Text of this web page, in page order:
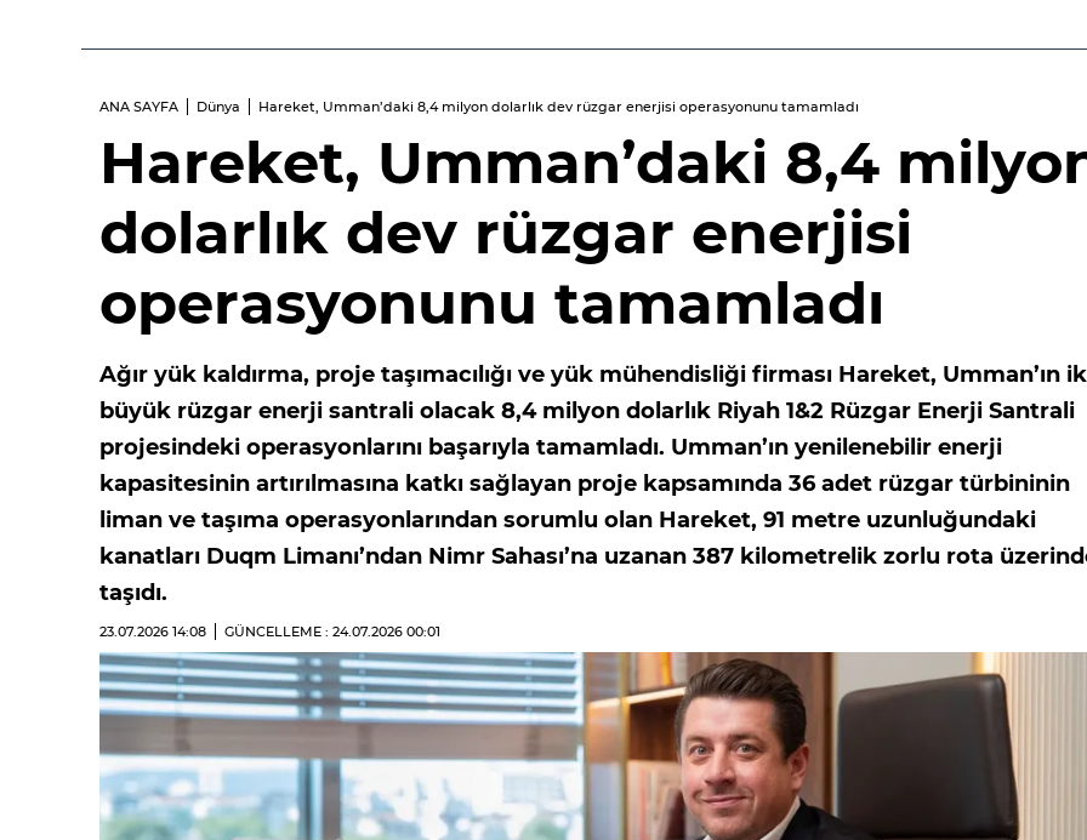
ANA SAYFA Dünya Hareket, Umman’daki 8,4 milyon dolarlık dev rüzgar enerjisi operasyonunu tamamladı
Hareket, Umman’daki 8,4
dolarlık dev rüzgar enerjisi
operasyonunu tamamladı
Ağır yük kaldırma, proje taşımacılığı ve yük mühendisliği firması Hareket, Umman’ın
büyük rüzgar enerji santrali olacak 8,4 milyon dolarlık Riyah 1&2 Rüzgar Enerji Santrali
projesindeki operasyonlarını başarıyla tamamladı. Umman’ın yenilenebilir enerji
kapasitesinin artırılmasına katkı sağlayan proje kapsamında 36 adet rüzgar türbininin
liman ve taşıma operasyonlarından sorumlu olan Hareket, 91 metre uzunluğundaki
kanatları Duqm Limanı’ndan Nimr Sahası’na uzanan 387 kilometrelik zorlu rota
taşıdı.
23.07.2026 14:08 GÜNCELLEME : 24.07.2026 00:01